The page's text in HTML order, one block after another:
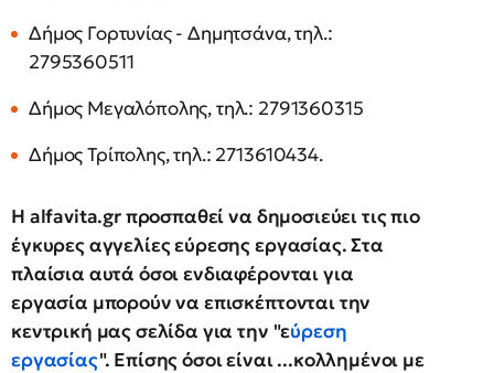
Δήμος Γορτυνίας - Δημητσάνα, τηλ.:
2795360511
Δήμος Μεγαλόπολης, τηλ.: 2791360315
Δήμος Τρίπολης, τηλ.: 2713610434.
Η alfavita.gr προσπαθεί να δημοσιεύει τις πιο
έγκυρες αγγελίες εύρεσης εργασίας. Στα
πλαίσια αυτά όσοι ενδιαφέρονται για
εργασία μπορούν να επισκέπτονται την
κεντρική μας σελίδα για την "εύρεση
εργασίας". Επίσης όσοι είναι ...κολλημένοι με